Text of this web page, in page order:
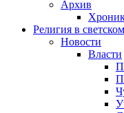
Архив
Религия в
Новости
Власти